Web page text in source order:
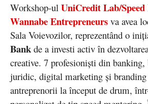
Workshop-ul UniCredit Lab/
Wannabe Entrepreneurs va avea
Sala Voievozilor, reprezentând o
Bank de a investi activ în
creative. 7 profesioniști din banking,
juridic, digital marketing și
antreprenorii la început de drum,